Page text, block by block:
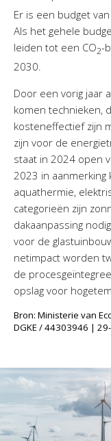
Er is een budget
Als het gehele
leiden tot een CO2-
2030.
Door een vorig jaar
komen technieken,
kosteneffectief zijn
zijn voor de
staat in 2024 open
2023 in aanmerking
aquathermie,
categorieën zijn
dakaanpassing
voor de
netimpact worden
de
opslag voor
Bron: Ministerie van
DGKE / 44303946 |